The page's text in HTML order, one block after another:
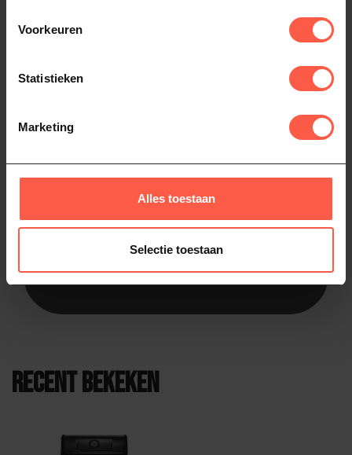
Voorkeuren
Statistieken
Marketing
Alles toestaan
Selectie toestaan
BBQ perfect en op tijd wordt geïnstalleerd.
slag zonder gedoe.
winkel. Kies het perfecte moment en maak
inladen, zodat je moeiteloos naar huis kunt en
direct kunt genieten van je nieuwe aanwinst.
Recent bekeken